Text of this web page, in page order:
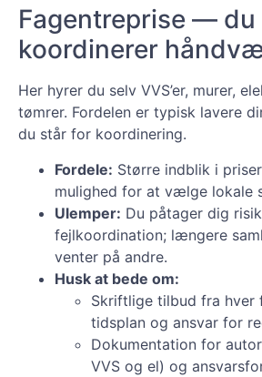
Fagentreprise — du
koordinerer
Her hyrer du selv VVS’er, murer,
tømrer. Fordelen er typisk lavere
du står for koordinering.
Fordele: Større indblik i
mulighed for at vælge lokale
Ulemper: Du påtager dig
fejlkoordination; længere
venter på andre.
Husk at bede om:
Skriftlige tilbud fra
tidsplan og ansvar for
Dokumentation for
VVS og el) og